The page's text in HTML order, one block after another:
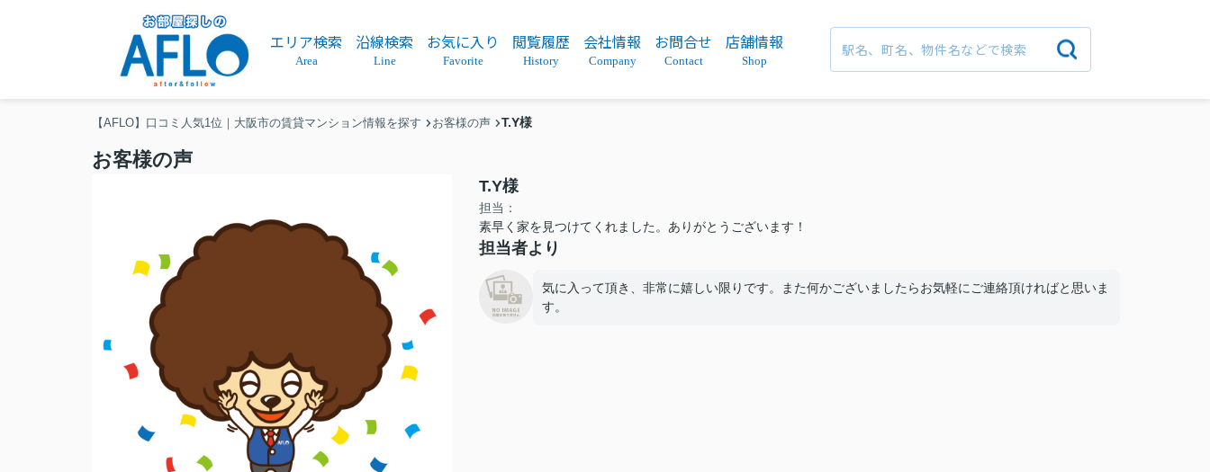
エリア検索
Area
沿線検索
Line
お気に入り
Favorite
閲覧履歴
History
会社情報
Company
お問合せ
Contact
店舗情報
Shop
【AFLO】口コミ人気1位｜大阪市の賃貸マンション情報を探す お客様の声 T.Y様
お客様の声
T.Y様
担当：
素早く家を見つけてくれました。ありがとうございます！
担当者より
気に入って頂き、非常に嬉しい限りです。また何かございましたらお気軽にご連絡頂ければと思いま
す。